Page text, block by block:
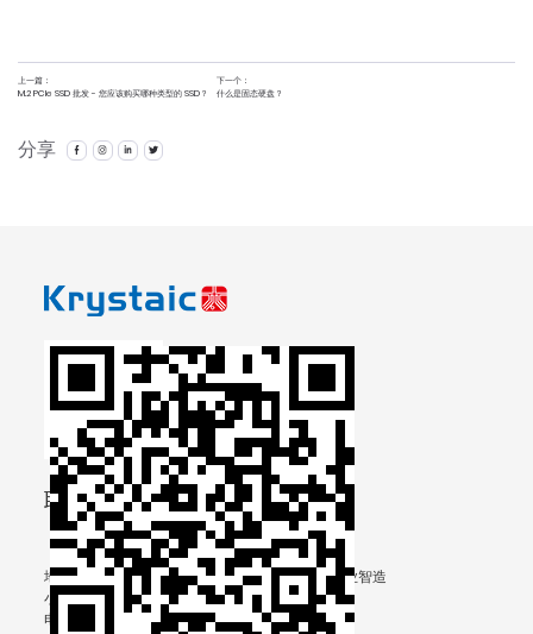
上一篇：
M.2 PCIe SSD 批发 - 您应该购买哪种类型的 SSD？
下一个：
什么是固态硬盘？
分享
联系我们
地址：浙江省台州市温岭市泽国镇五里泾村（泵业智造
小镇工业区内）
电话: +86-13906567812(Shelly chen)